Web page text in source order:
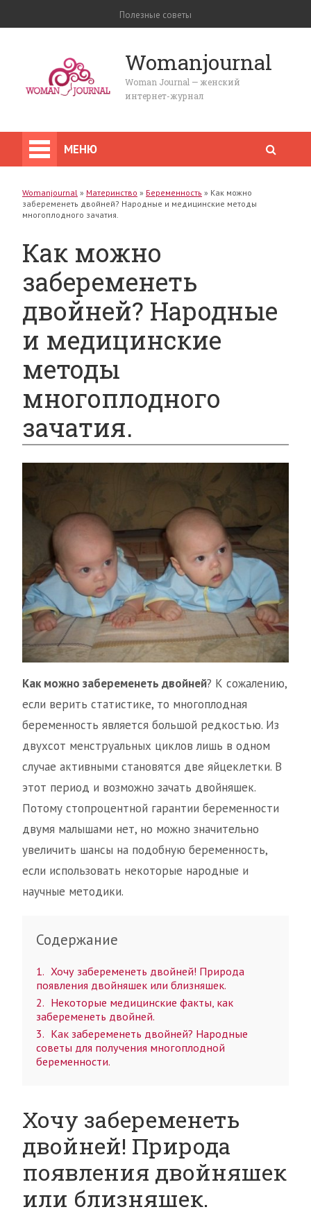
Полезные советы
Womanjournal
Woman Journal — женский
интернет-журнал
МЕНЮ
Womanjournal » Материнство » Беременность » Как можно
забеременеть двойней? Народные и медицинские методы
многоплодного зачатия.
Как можно
забеременеть
двойней? Народные
и медицинские
методы
многоплодного
зачатия.
Как можно забеременеть двойней? К сожалению,
если верить статистике, то многоплодная
беременность является большой редкостью. Из
двухсот менструальных циклов лишь в одном
случае активными становятся две яйцеклетки. В
этот период и возможно зачать двойняшек.
Потому стопроцентной гарантии беременности
двумя малышами нет, но можно значительно
увеличить шансы на подобную беременность,
если использовать некоторые народные и
научные методики.
Содержание
1
Хочу забеременеть двойней! Природа
появления двойняшек или близняшек.
2
Некоторые медицинские факты, как
забеременеть двойней.
3
Как забеременеть двойней? Народные
советы для получения многоплодной
беременности.
Хочу забеременеть
двойней! Природа
появления двойняшек
или близняшек.